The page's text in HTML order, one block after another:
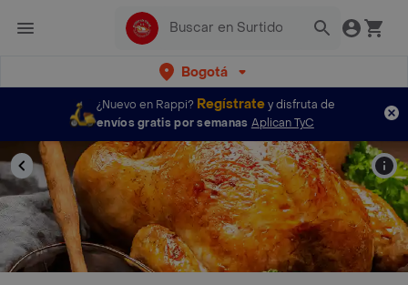
Bogotá
¿Nuevo en Rappi? Regístratey disfruta de
envíos gratis por semanas Aplican TyC